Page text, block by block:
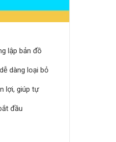
lập bản đồ
dàng loại bỏ
lợi, giúp tự
đầu